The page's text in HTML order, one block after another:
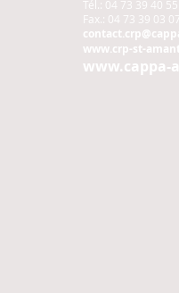
Tél.: 04 73 39 40 55
Fax.: 04 73 39 03
www.crp-st-
www.cappa-